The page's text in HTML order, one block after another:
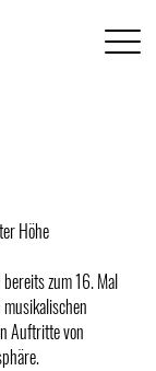
Höhe
zum 16. Mal
Auftritte von